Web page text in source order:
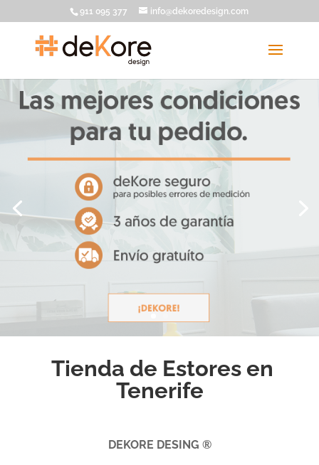
911 095 377 info@dekoredesign.com
Tienda de Estores en
Tenerife
DEKORE DESING ®